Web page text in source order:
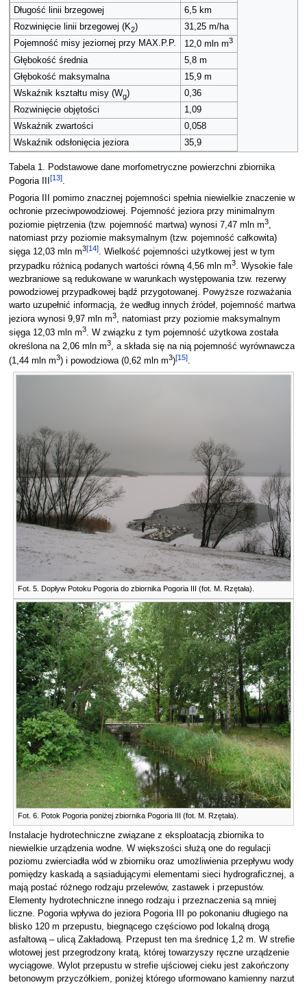
Długość linii brzegowej
6,5 km
Rozwinięcie linii brzegowej (K2)
31,25 m/ha
Pojemność misy jeziornej przy MAX.P.P.
12,0 mln m3
Głębokość średnia
5,8 m
Głębokość maksymalna
15,9 m
Wskaźnik kształtu misy (Wg)
0,36
Rozwinięcie objętości
1,09
Wskaźnik zwartości
0,058
Wskaźnik odsłonięcia jeziora
35,9
Tabela 1. Podstawowe dane morfometryczne powierzchni zbiornika
Pogoria III
[13].
Pogoria III pomimo znacznej pojemności spełnia niewielkie znaczenie w
ochronie przeciwpowodziowej. Pojemność jeziora przy minimalnym
poziomie piętrzenia (tzw. pojemność martwa) wynosi 7,47 mln m3,
natomiast przy poziomie maksymalnym (tzw. pojemność całkowita)
sięga 12,03 mln m3[14]. Wielkość pojemności użytkowej jest w tym
przypadku różnicą podanych wartości równą 4,56 mln m3. Wysokie fale
wezbraniowe są redukowane w warunkach występowania tzw. rezerwy
powodziowej przypadkowej bądź przygotowanej. Powyższe rozważania
warto uzupełnić informacją, że według innych źródeł, pojemność martwa
jeziora wynosi 9,97 mln m3, natomiast przy poziomie maksymalnym
sięga 12,03 mln m3. W związku z tym pojemność użytkowa została
określona na 2,06 mln m3, a składa się na nią pojemność wyrównawcza
(1,44 mln m3) i powodziowa (0,62 mln m3)[15].
Fot. 5. Dopływ Potoku Pogoria do zbiornika Pogoria III (fot. M. Rzętała).
Fot. 6. Potok Pogoria poniżej zbiornika Pogoria III (fot. M. Rzętała).
Instalacje hydrotechniczne związane z eksploatacją zbiornika to
niewielkie urządzenia wodne. W większości służą one do regulacji
poziomu zwierciadła wód w zbiorniku oraz umożliwienia przepływu wody
pomiędzy kaskadą a sąsiadującymi elementami sieci hydrograficznej, a
mają postać różnego rodzaju przelewów, zastawek i przepustów.
Elementy hydrotechniczne innego rodzaju i przeznaczenia są mniej
liczne. Pogoria wpływa do jeziora Pogoria III po pokonaniu długiego na
blisko 120 m przepustu, biegnącego częściowo pod lokalną drogą
asfaltową – ulicą Zakładową. Przepust ten ma średnicę 1,2 m. W strefie
wlotowej jest przegrodzony kratą, której towarzyszy ręczne urządzenie
wyciągowe. Wylot przepustu w strefie ujściowej cieku jest zakończony
betonowym przyczółkiem, poniżej którego uformowano kamienny narzut